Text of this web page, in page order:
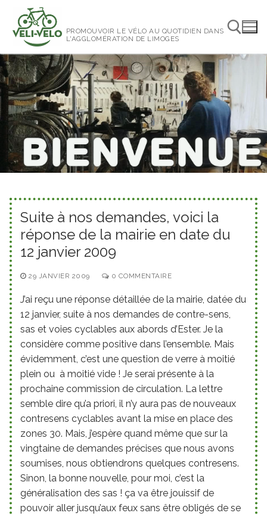
contenu
PROMOUVOIR LE VÉLO AU QUOTIDIEN DANS
L'AGGLOMÉRATION DE LIMOGES
Rechercher :
Suite à nos demandes, voici la
réponse de la mairie en date du
12 janvier 2009
29 JANVIER 2009 0 COMMENTAIRE
J’ai reçu une réponse détaillée de la mairie, datée du
12 janvier, suite à nos demandes de contre-sens,
sas et voies cyclables aux abords d’Ester. Je la
considère comme positive dans l’ensemble. Mais
évidemment, c’est une question de verre à moitié
plein ou à moitié vide ! Je serai présente à la
prochaine commission de circulation. La lettre
semble dire qu’a priori, il n’y aura pas de nouveaux
contresens cyclables avant la mise en place des
zones 30. Mais, j’espère quand même que sur la
vingtaine de demandes précises que nous avons
soumises, nous obtiendrons quelques contresens.
Sinon, la bonne nouvelle, pour moi, c’est la
généralisation des sas ! ça va être jouissif de
pouvoir aller jusqu’aux feux sans être obligés de se